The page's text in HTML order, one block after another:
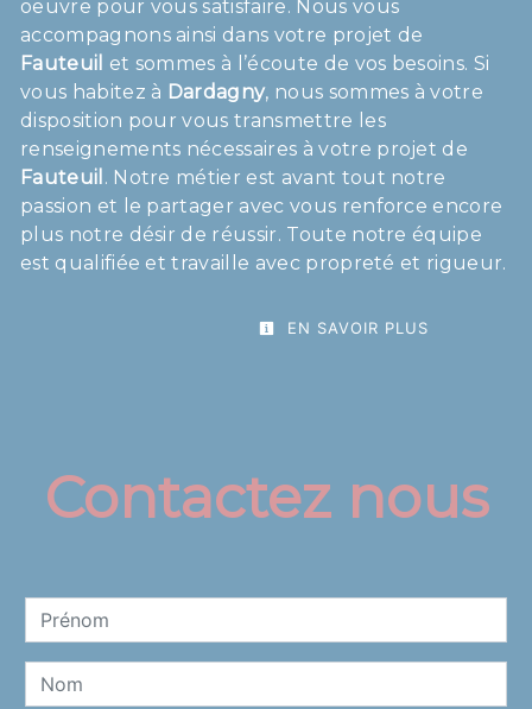
oeuvre pour vous satisfaire. Nous vous
accompagnons ainsi dans votre projet de
Fauteuil et sommes à l’écoute de vos besoins. Si
vous habitez à Dardagny, nous sommes à votre
disposition pour vous transmettre les
renseignements nécessaires à votre projet de
Fauteuil . Notre métier est avant tout notre
passion et le partager avec vous renforce encore
plus notre désir de réussir. Toute notre équipe
est qualifiée et travaille avec propreté et rigueur.
EN SAVOIR PLUS
Contactez nous